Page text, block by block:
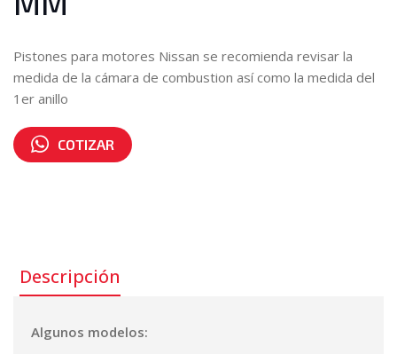
Pistones para motores Nissan se recomienda revisar la
medida de la cámara de combustion así como la medida del
1er anillo
COTIZAR
Descripción
Algunos modelos: